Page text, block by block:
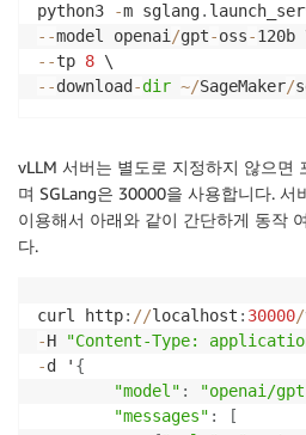
python3 -m sglang.
- -model openai /gpt-oss-
- -tp 8
- -download -dir ~/SageMaker/
vLLM 서버는 별도로 지정하지 않으면
며 SGLang은 30000을 사용합니다.
이용해서 아래와 같이 간단하게 동작
다.
curl http: //localhost : 30000/
-H "Content-Type:
-d ' {
"model" : "openai/
"messages" :
[